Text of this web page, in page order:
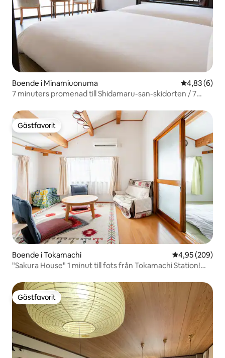
Boende i Minamiuonuma 4,83 av 5 i
4,83 (6)
7 minuters promenad till Shidamaru-san-skidorten / 7
varma källor med utomhusbad / Boende med utsikt
Gästfavorit
Gästfavorit
Boende i Tokamachi 4,95 av 5 i
4,95 (209)
"Sakura House" 1 minut till fots från Tokamachi Station!
Gästfavorit
Gästfavorit